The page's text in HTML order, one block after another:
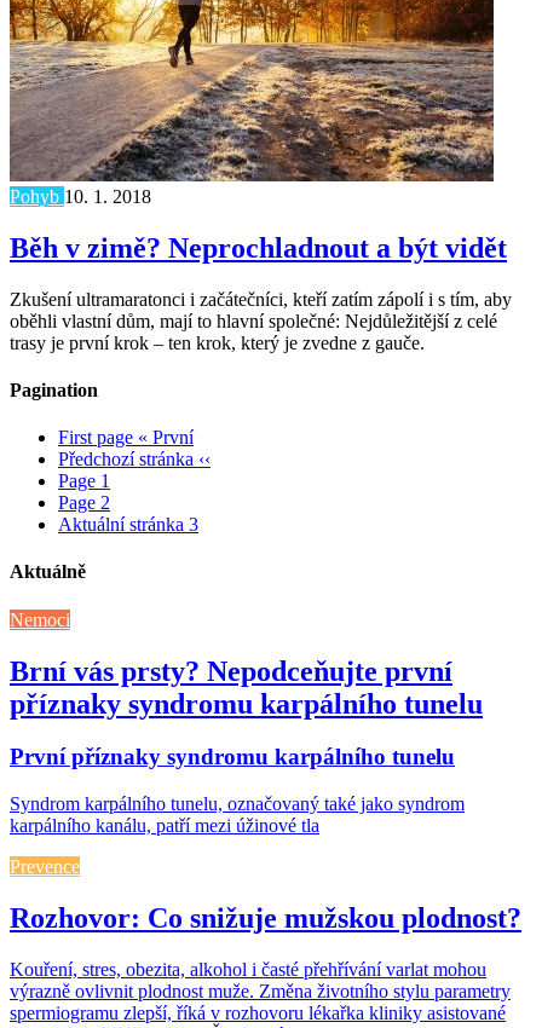
Pohyb 10. 1. 2018
Běh v zimě? Neprochladnout a být vidět
Zkušení ultramaratonci i začátečníci, kteří zatím zápolí i s tím, aby
oběhli vlastní dům, mají to hlavní společné: Nejdůležitější z celé
trasy je první krok – ten krok, který je zvedne z gauče.
Pagination
First page « První
Předchozí stránka ‹‹
Page 1
Page 2
Aktuální stránka 3
Aktuálně
Nemoci
Brní vás prsty? Nepodceňujte první
příznaky syndromu karpálního tunelu
První příznaky syndromu karpálního tunelu
Syndrom karpálního tunelu, označovaný také jako syndrom
karpálního kanálu, patří mezi úžinové tla
Prevence
Rozhovor: Co snižuje mužskou plodnost?
Kouření, stres, obezita, alkohol i časté přehřívání varlat mohou
výrazně ovlivnit plodnost muže. Změna životního stylu parametry
spermiogramu zlepší, říká v rozhovoru lékařka kliniky asistované